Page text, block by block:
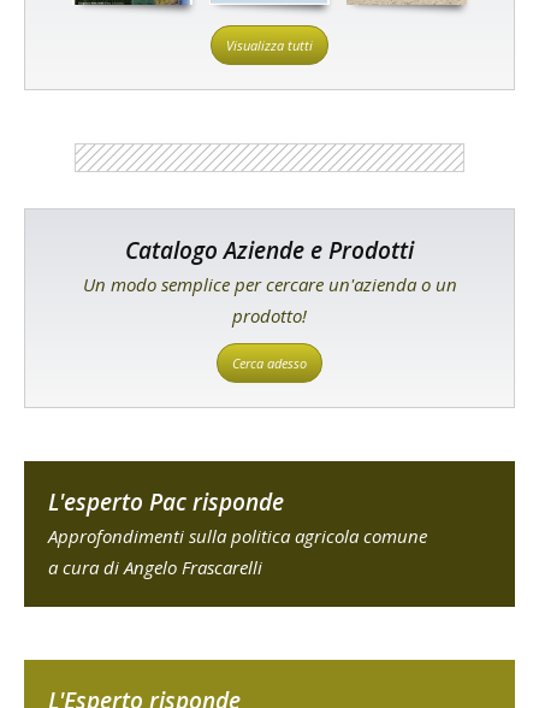
Visualizza tutti
Catalogo Aziende e Prodotti
Un modo semplice per cercare un'azienda o un
prodotto!
Cerca adesso
L'esperto Pac risponde
Approfondimenti sulla politica agricola comune
a cura di Angelo Frascarelli
L'Esperto risponde